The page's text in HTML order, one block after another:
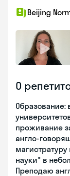
Beijing
О
проживание
англо-
науки" в
Преподаю